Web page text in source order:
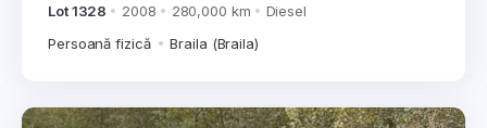
Lot 1328 2008 280,000 km
Diesel
Persoană fizică
Braila (Braila)